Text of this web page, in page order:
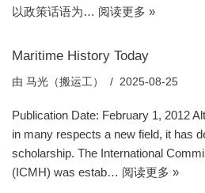
以政策话语为… 阅读更多 »
Maritime History Today
由 马光（搬运工） 2025-08-25
Publication Date: February 1, 2012
in many respects a new field, it has
scholarship. The International
(ICMH) was estab… 阅读更多 »